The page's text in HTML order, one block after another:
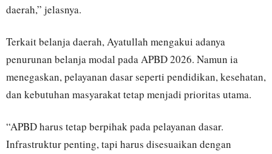
daerah,” jelasnya.
Terkait belanja daerah, Ayatullah mengakui adanya
penurunan belanja modal pada APBD 2026. Namun ia
menegaskan, pelayanan dasar seperti pendidikan, kesehatan,
dan kebutuhan masyarakat tetap menjadi prioritas utama.
“APBD harus tetap berpihak pada pelayanan dasar.
Infrastruktur penting, tapi harus disesuaikan dengan